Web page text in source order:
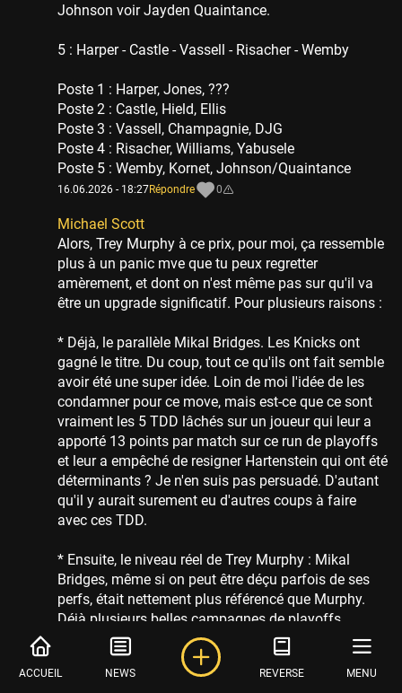
ACCUEIL NEWS REVERSE MENU
Johnson voir Jayden Quaintance.
5 : Harper - Castle - Vassell - Risacher - Wemby
Poste 1 : Harper, Jones, ???
Poste 2 : Castle, Hield, Ellis
Poste 3 : Vassell, Champagnie, DJG
Poste 4 : Risacher, Williams, Yabusele
Poste 5 : Wemby, Kornet, Johnson/Quaintance
16.06.2026 - 18:27Répondre 0
Michael Scott
Alors, Trey Murphy à ce prix, pour moi, ça ressemble
plus à un panic mve que tu peux regretter
amèrement, et dont on n'est même pas sur qu'il va
être un upgrade significatif. Pour plusieurs raisons :
* Déjà, le parallèle Mikal Bridges. Les Knicks ont
gagné le titre. Du coup, tout ce qu'ils ont fait semble
avoir été une super idée. Loin de moi l'idée de les
condamner pour ce move, mais est-ce que ce sont
vraiment les 5 TDD lâchés sur un joueur qui leur a
apporté 13 points par match sur ce run de playoffs
et leur a empêché de resigner Hartenstein qui ont été
déterminants ? Je n'en suis pas persuadé. D'autant
qu'il y aurait surement eu d'autres coups à faire
avec ces TDD.
* Ensuite, le niveau réel de Trey Murphy : Mikal
Bridges, même si on peut être déçu parfois de ses
perfs, était nettement plus référencé que Murphy.
Déjà plusieurs belles campagnes de playoffs
comme role player, une saison de All Defensive 1st,
et uen saison de quasi all star vaec Brooklyn dont
un premier tour à 23ppg.